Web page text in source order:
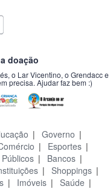
doação
o Lar Vicentino, o Grendacc e
precisa. Ajudar faz bem :)
| Governo |
| Esportes|
| Bancos |
| Shoppings |
| Imóveis | Saúde |